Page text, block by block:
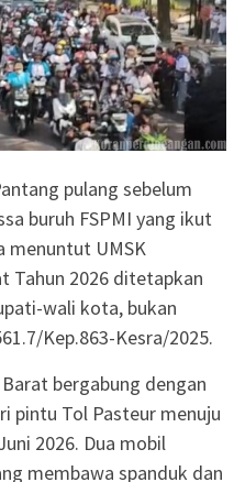
pulang sebelum
buruh FSPMI yang ikut
menuntut UMSK
Tahun 2026 ditetapkan
wali kota, bukan
Kep.863-Kesra/2025.
bergabung dengan
pintu Tol Pasteur menuju
2026. Dua mobil
membawa spanduk dan